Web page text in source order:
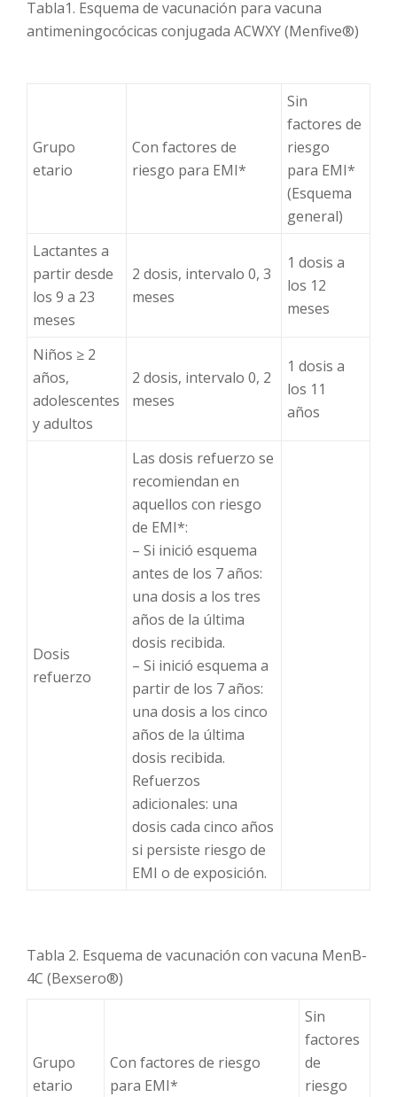
Tabla1. Esquema de vacunación para vacuna
antimeningocócicas conjugada ACWXY (Menfive®)
Grupo
etario
Con factores de
riesgo para EMI*
Sin
factores de
riesgo
para EMI*
(Esquema
general)
Lactantes a
partir desde
los 9 a 23
meses
2 dosis, intervalo 0, 3
meses
1 dosis a
los 12
meses
Niños ≥ 2
años,
adolescentes
y adultos
2 dosis, intervalo 0, 2
meses
1 dosis a
los 11
años
Dosis
refuerzo
Las dosis refuerzo se
recomiendan en
aquellos con riesgo
de EMI*:
–Si inició esquema
antes de los 7 años:
una dosis a los tres
años de la última
dosis recibida.
–Si inició esquema a
partir de los 7 años:
una dosis a los cinco
años de la última
dosis recibida.
Refuerzos
adicionales: una
dosis cada cinco años
si persiste riesgo de
EMI o de exposición.
Tabla 2. Esquema de vacunación con vacuna MenB-
4C (Bexsero®)
Grupo
etario
Con factores de riesgo
para EMI*
Sin
factores
de
riesgo